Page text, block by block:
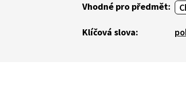
Vhodné pro předmět:
Klíčová slova: